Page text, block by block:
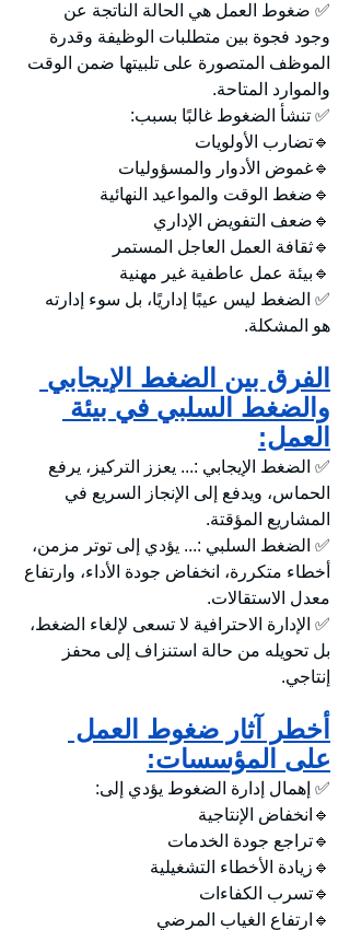
✅ ضغوط العمل هي الحالة الناتجة عن
وجود فجوة بين متطلبات الوظيفة وقدرة
الموظف المتصورة على تلبيتها ضمن الوقت
والموارد المتاحة.
✅ تنشأ الضغوط غالبًا بسبب:
🔹تضارب الأولويات
🔹غموض الأدوار والمسؤوليات
🔹ضغط الوقت والمواعيد النهائية
🔹ضعف التفويض الإداري
🔹ثقافة العمل العاجل المستمر
🔹بيئة عمل عاطفية غير مهنية
✅ الضغط ليس عيبًا إداريًا، بل سوء إدارته
هو المشكلة.
الفرق بين الضغط الإيجابي
والضغط السلبي في بيئة
العمل:
✅ الضغط الإيجابي :... يعزز التركيز، يرفع
الحماس، ويدفع إلى الإنجاز السريع في
المشاريع المؤقتة.
✅ الضغط السلبي :... يؤدي إلى توتر مزمن،
أخطاء متكررة، انخفاض جودة الأداء، وارتفاع
معدل الاستقالات.
✅ الإدارة الاحترافية لا تسعى لإلغاء الضغط،
بل تحويله من حالة استنزاف إلى محفز
إنتاجي.
أخطر آثار ضغوط العمل
على المؤسسات:
✅ إهمال إدارة الضغوط يؤدي إلى:
🔹انخفاض الإنتاجية
🔹تراجع جودة الخدمات
🔹زيادة الأخطاء التشغيلية
🔹تسرب الكفاءات
🔹ارتفاع الغياب المرضي